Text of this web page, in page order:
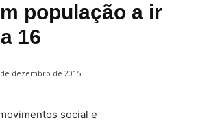
população a ir
16
de dezembro de 2015
social e